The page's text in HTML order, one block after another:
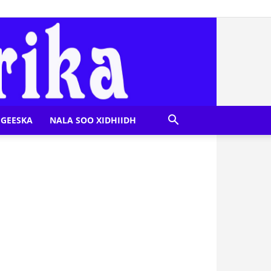
NALA SOO XIDHIIDH